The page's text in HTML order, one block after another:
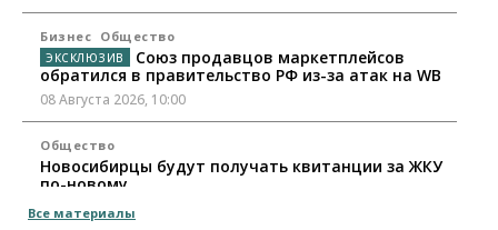
Бизнес Общество
Союз продавцов маркетплейсов
обратился в правительство РФ из-за атак на WB
08 Августа 2026, 10:00
Общество
Новосибирцы будут получать квитанции за ЖКУ
по-новому
08 Августа 2026, 09:00
Все материалы